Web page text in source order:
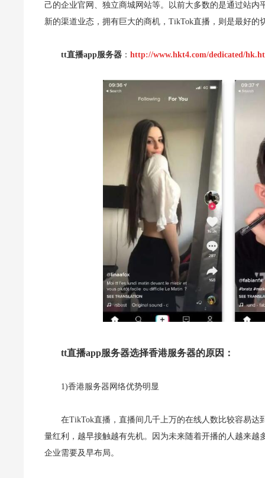
己的企业官网、独立商城网站等。以前大多数的是通过站内
新的渠道业态，拥有巨大的商机，TikTok直播，则是最好的
tt直播app服务器 ： http://www.hkt4.com/dedicated/
tt直播app服务器选择香港服务器的原因：
1)香港服务器网络优势明显
在TikTok直播，直播间几千上万的在线人数比较容易
量红利，越早接触越有先机。因为未来随着开播的人越来
企业需要及早布局。